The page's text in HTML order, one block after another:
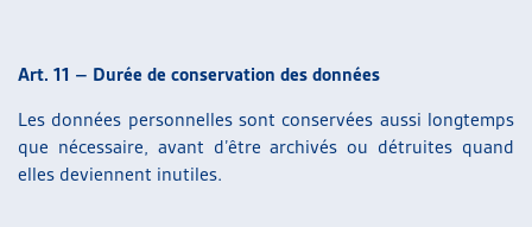
Art. 11 – Durée de conservation des données
Les données personnelles sont conservées aussi longtemps
que nécessaire, avant d’être archivés ou détruites quand
elles deviennent inutiles.